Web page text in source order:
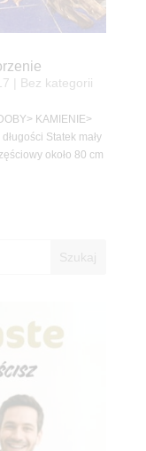
| Bez kategorii
KAMIENIE>
Statek mały
około 80 cm